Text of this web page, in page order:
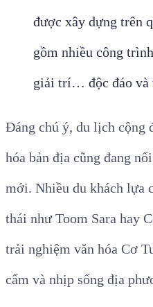
được xây dựng trên
gồm nhiều công
giải trí… độc đáo và
Đáng chú ý, du lịch cộng
hóa bản địa cũng đang
mới. Nhiều du khách lựa
thái như Toom Sara hay
trải nghiệm văn hóa Cơ
cẩm và nhịp sống địa